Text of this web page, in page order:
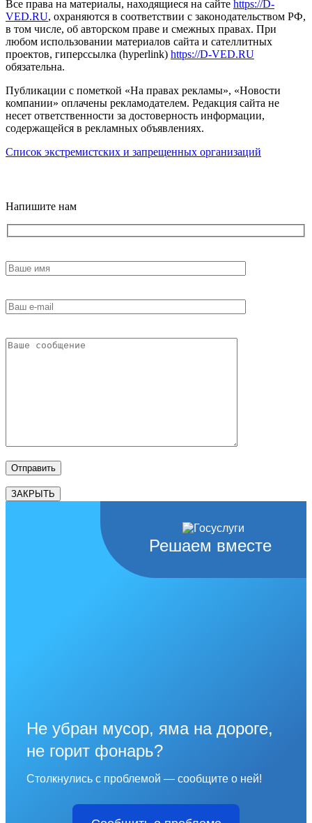
Все права на материалы, находящиеся на сайте https://D-
VED.RU, охраняются в соответствии с законодательством РФ,
в том числе, об авторском праве и смежных правах. При
любом использовании материалов сайта и сателлитных
проектов, гиперссылка (hyperlink) https://D-VED.RU
обязательна.
Публикации с пометкой «На правах рекламы», «Новости
компании» оплачены рекламодателем. Редакция сайта не
несет ответственности за достоверность информации,
содержащейся в рекламных объявлениях.
Список экстремистских и запрещенных организаций
Напишите нам
ЗАКРЫТЬ
Решаем вместе
Не убран мусор, яма на дороге,
не горит фонарь?
Столкнулись с проблемой — сообщите о ней!